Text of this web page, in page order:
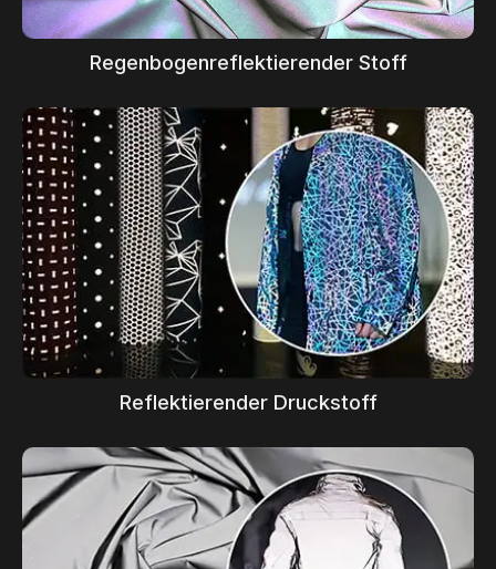
Regenbogenreflektierender Stoff
Reflektierender Druckstoff